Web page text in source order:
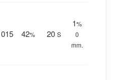
42% 20 S
1%
0
mm.